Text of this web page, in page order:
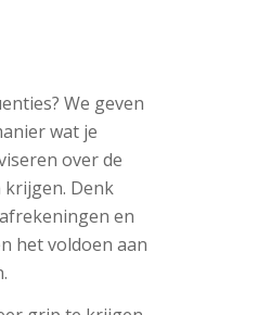
We geven
wat je
over de
krijgen. Denk
en
het voldoen aan